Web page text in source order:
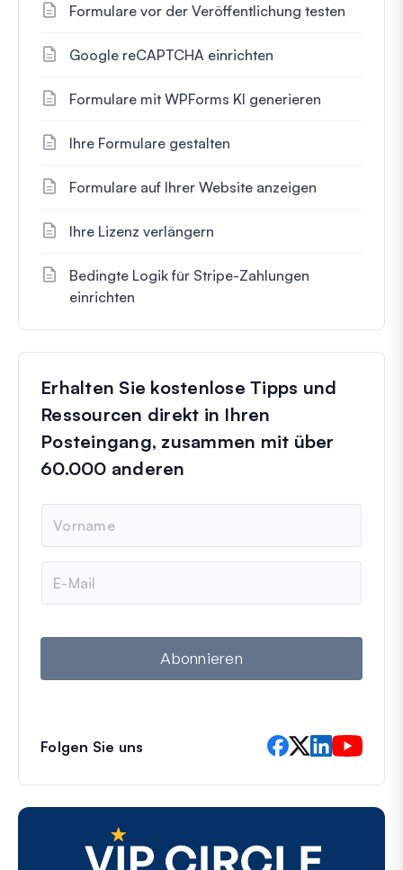
Formulare vor der Veröffentlichung testen
Google reCAPTCHA einrichten
Formulare mit WPForms KI generieren
Ihre Formulare gestalten
Formulare auf Ihrer Website anzeigen
Ihre Lizenz verlängern
Bedingte Logik für Stripe-Zahlungen
einrichten
Erhalten Sie kostenlose Tipps und
Ressourcen direkt in Ihren
Posteingang, zusammen mit über
60.000 anderen
m
e
M
i
Abonnieren
Folgen Sie uns